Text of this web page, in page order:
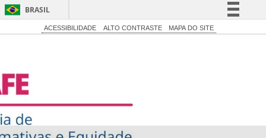
BRASIL
Simplifique!
ACESSIBILIDADE ALTO CONTRASTE MAPA DO SITE